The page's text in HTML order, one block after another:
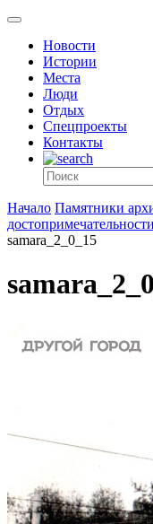
Новости
Истории
Места
Люди
Отдых
Спецпроекты
Контакты
Начало Памятники
samara_2_0_15